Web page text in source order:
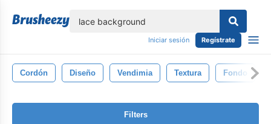
Iniciar sesión Regístrate
Cordón Diseño Vendimia Textura Fondo
Filters